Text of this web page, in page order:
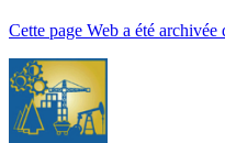
Cette page Web a été archivée